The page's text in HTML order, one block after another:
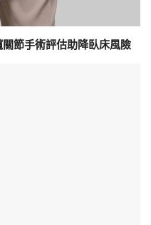
節手術評估助降臥床風險